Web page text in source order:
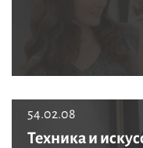
54.02.08
Техника и